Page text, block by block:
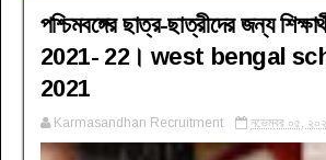
পশ্চিমবঙ্গের ছাত্র-ছাত্রীদের জন্য
2021- 22। west bengal
2021
Karmasandhan Recruitment নভেম্বর ০৫,